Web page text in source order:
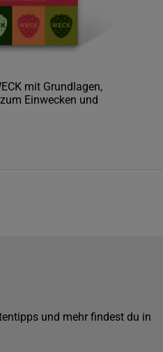
mit Grundlagen,
Einwecken und
und mehr findest du in